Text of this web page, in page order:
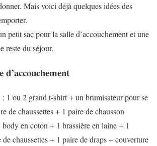
Mais voici déjà quelques idées des
petit sac pour la salle d’accouchement et une
reste du séjour.
d’accouchement
: 1 ou 2 grand t-shirt + un brumisateur pour se
de chaussettes + 1 paire de chausson
body en coton + 1 brassière en laine + 1
chaussettes + 1 paire de draps + couverture